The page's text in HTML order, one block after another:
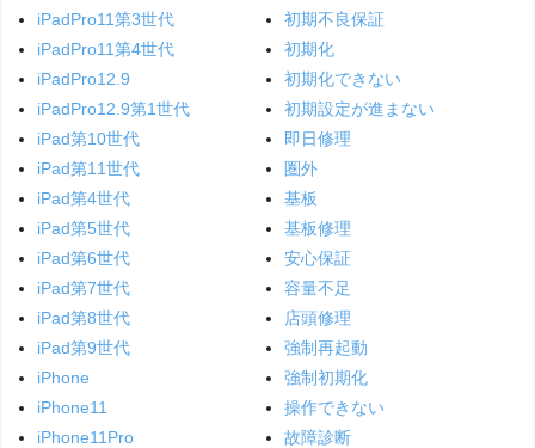
iPadPro11第3世代
iPadPro11第4世代
iPadPro12.9
iPadPro12.9第1世代
iPad第10世代
iPad第11世代
iPad第4世代
iPad第5世代
iPad第6世代
iPad第7世代
iPad第8世代
iPad第9世代
iPhone
iPhone11
iPhone11Pro
初期不良保証
初期化
初期化できない
初期設定が進まない
即日修理
圏外
基板
基板修理
安心保証
容量不足
店頭修理
強制再起動
強制初期化
操作できない
故障診断